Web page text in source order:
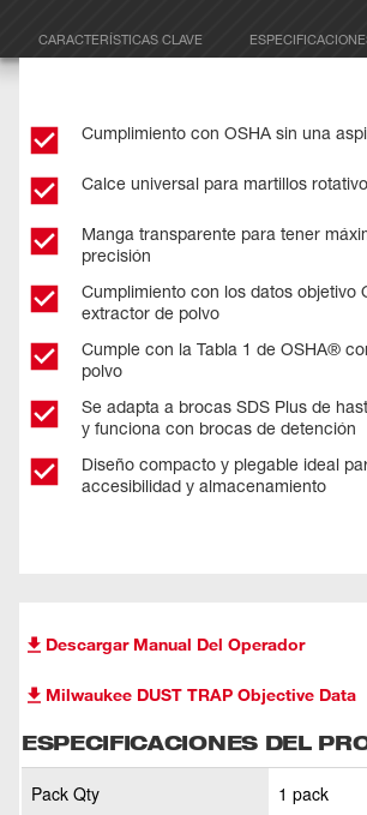
CARACTERÍSTICAS CLAVE
Cumplimiento con OSHA sin una
Calce universal para martillos
Manga transparente para tener
precisión
Cumplimiento con los datos objetivo
extractor de polvo
Cumple con la Tabla 1 de OSHA®
polvo
Se adapta a brocas SDS Plus de
y funciona con brocas de detención
Diseño compacto y plegable ideal
accesibilidad y almacenamiento
Descargar Manual Del Operador
Milwaukee DUST TRAP Objective Data
ESPECIFICACIONES DEL
Pack Qty 1 pack